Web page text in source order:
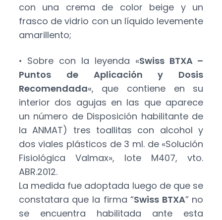
con una crema de color beige y un
frasco de vidrio con un líquido levemente
amarillento;
• Sobre con la leyenda «Swiss BTXA –
Puntos de Aplicación y Dosis
Recomendada«, que contiene en su
interior dos agujas en las que aparece
un número de Disposición habilitante de
la ANMAT) tres toallitas con alcohol y
dos viales plásticos de 3 ml. de «Solución
Fisiológica Valmax», lote M407, vto.
ABR.2012.
La medida fue adoptada luego de que se
constatara que la firma “Swiss BTXA” no
se encuentra habilitada ante esta